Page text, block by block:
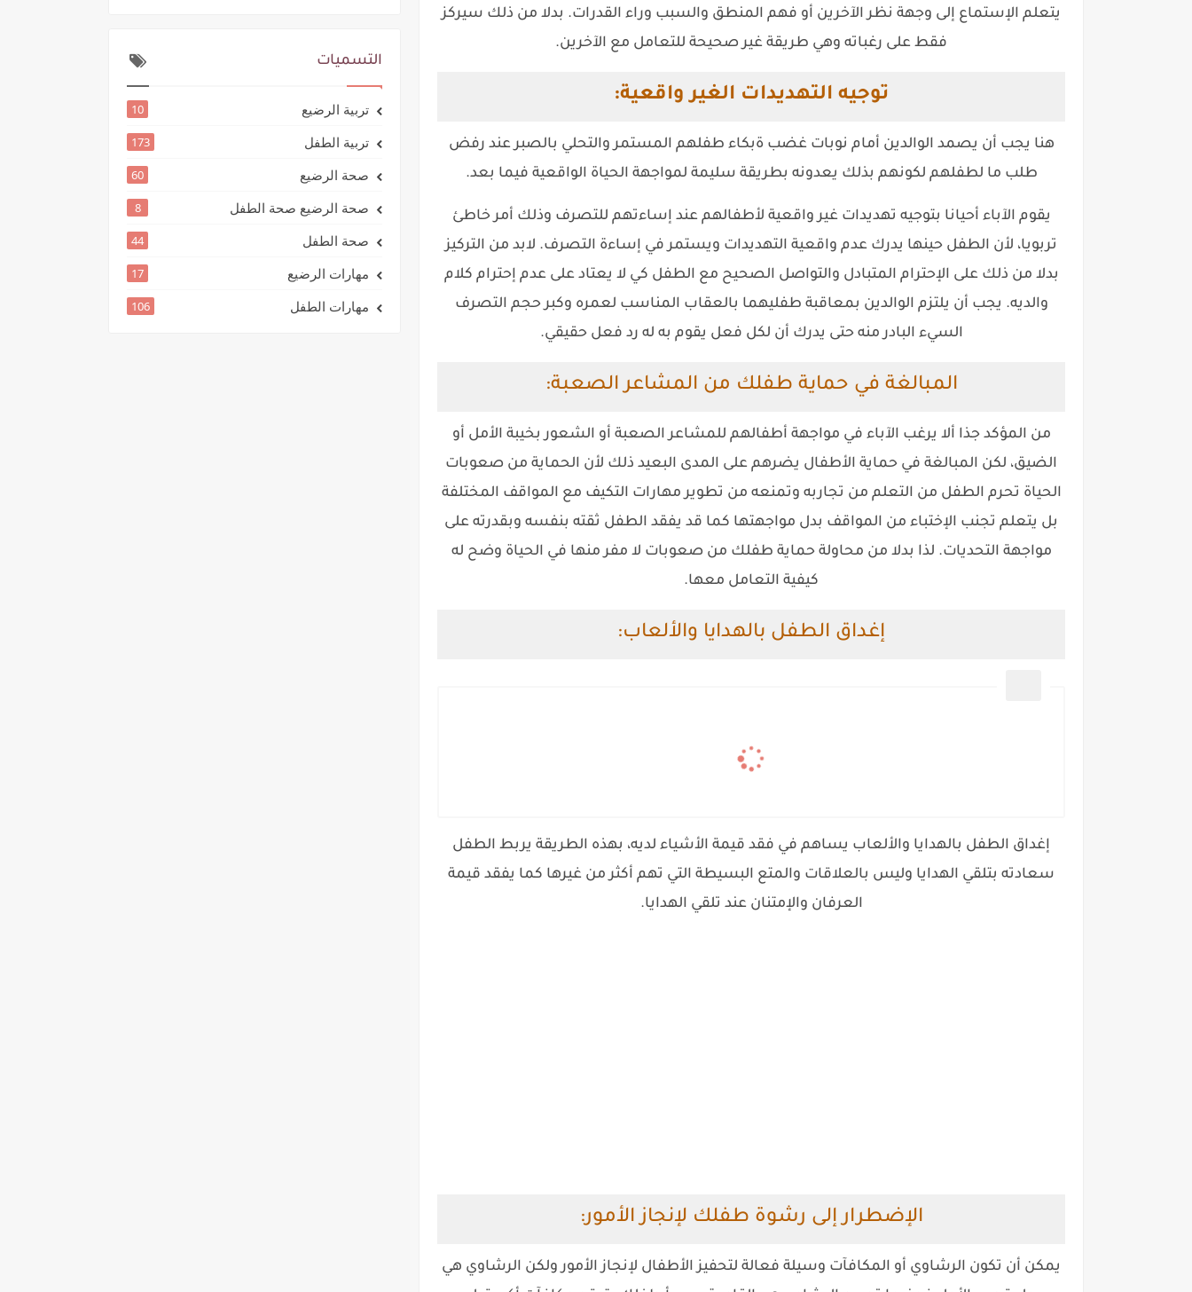
يتعلم الإستماع إلى وجهة نظر الآخرين أو فهم المنطق والسبب وراء القدرات. بدلا من ذلك سيركز
فقط على رغباته وهي طريقة غير صحيحة للتعامل مع الآخرين.
توجيه التهديدات الغير واقعية:
هنا يجب أن يصمد الوالدين أمام نوبات غضب ةبكاء طفلهم المستمر والتحلي بالصبر عند رفض
طلب ما لطفلهم لكونهم بذلك يعدونه بطريقة سليمة لمواجهة الحياة الواقعية فيما بعد.
يقوم الآباء أحيانا بتوجيه تهديدات غير واقعية لأطفالهم عند إساءتهم للتصرف وذلك أمر خاطئ
تربويا، لأن الطفل حينها يدرك عدم واقعية التهديدات ويستمر في إساءة التصرف. لابد من التركيز
بدلا من ذلك على الإحترام المتبادل والتواصل الصحيح مع الطفل كي لا يعتاد على عدم إحترام كلام
والديه. يجب أن يلتزم الوالدين بمعاقبة طفليهما بالعقاب المناسب لعمره وكبر حجم التصرف
السيء البادر منه حتى يدرك أن لكل فعل يقوم به له رد فعل حقيقي.
المبالغة في حماية طفلك من المشاعر الصعبة:
من المؤكد جذا ألا يرغب الآباء في مواجهة أطفالهم للمشاعر الصعبة أو الشعور بخيبة الأمل أو
الضيق، لكن المبالغة في حماية الأطفال يضرهم على المدى البعيد ذلك لأن الحماية من صعوبات
الحياة تحرم الطفل من التعلم من تجاربه وتمنعه من تطوير مهارات التكيف مع المواقف المختلفة
بل يتعلم تجنب الإختباء من المواقف بدل مواجهتها كما قد يفقد الطفل ثقته بنفسه وبقدرته على
مواجهة التحديات. لذا بدلا من محاولة حماية طفلك من صعوبات لا مفر منها في الحياة وضح له
كيفية التعامل معها.
إغداق الطفل بالهدايا والألعاب:
إغداق الطفل بالهدايا والألعاب يساهم في فقد قيمة الأشياء لديه، بهذه الطريقة يربط الطفل
سعادته بتلقي الهدايا وليس بالعلاقات والمتع البسيطة التي تهم أكثر من غيرها كما يفقد قيمة
العرفان والإمتنان عند تلقي الهدايا.
الإضطرار إلى رشوة طفلك لإنجاز الأمور:
يمكن أن تكون الرشاوي أو المكافآت وسيلة فعالة لتحفيز الأطفال لإنجاز الأمور ولكن الرشاوي هي
التسميات
تربية الرضيع 10
تربية الطفل 173
صحة الرضيع 60
صحة الرضيع صحة الطفل 8
صحة الطفل 44
مهارات الرضيع 17
مهارات الطفل 106